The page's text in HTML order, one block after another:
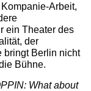
Arbeit,
ein Theater des
der
bringt Berlin nicht
Bühne.
What about